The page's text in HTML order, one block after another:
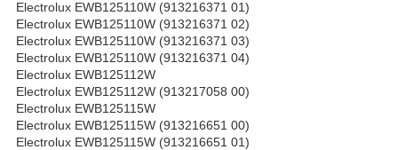
Electrolux EWB125110W (913216371 01)
Electrolux EWB125110W (913216371 02)
Electrolux EWB125110W (913216371 03)
Electrolux EWB125110W (913216371 04)
Electrolux EWB125112W
Electrolux EWB125112W (913217058 00)
Electrolux EWB125115W
Electrolux EWB125115W (913216651 00)
Electrolux EWB125115W (913216651 01)